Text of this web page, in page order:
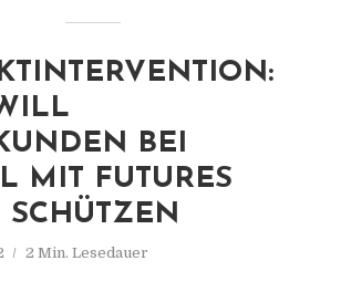
BEI
MIT FUTURES
SCHÜTZEN
2 Min. Lesedauer